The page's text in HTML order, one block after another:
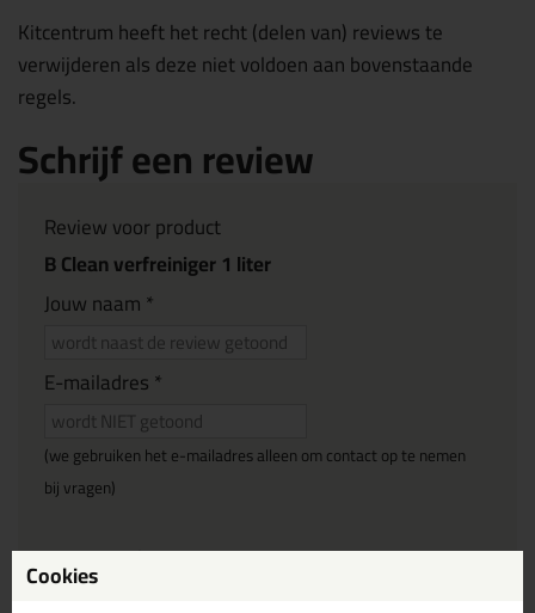
Kitcentrum heeft het recht (delen van) reviews te
verwijderen als deze niet voldoen aan bovenstaande
regels.
Schrijf een review
Review voor product
B Clean verfreiniger 1 liter
Jouw naam *
E-mailadres *
(we gebruiken het e-mailadres alleen om contact op te nemen
bij vragen)
Reviewtitel *
Cookies